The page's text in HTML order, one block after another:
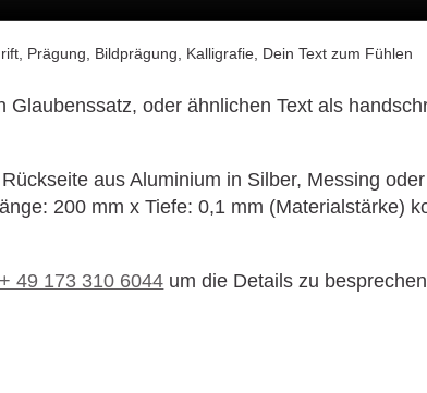
Glaubenssatz, oder ähnlichen Text als
aus Aluminium in Silber, Messing
200 mm x Tiefe: 0,1 mm (Materialstärke)
+ 49 173 310 6044 um die Details zu